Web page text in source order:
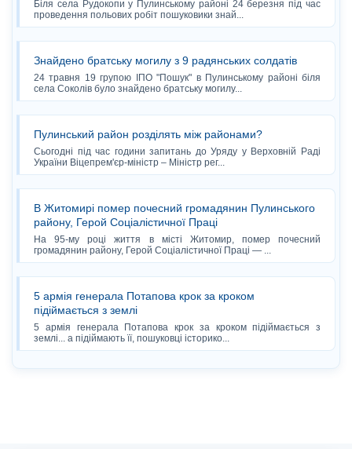
Біля села Рудокопи у Пулинському районі 24 березня під час
проведення польових робіт пошуковики знай...
Знайдено братську могилу з 9 радянських солдатів
24 травня 19 групою ІПО "Пошук" в Пулинському районі біля
села Соколів було знайдено братську могилу...
Пулинський район розділять між районами?
Сьогодні під час години запитань до Уряду у Верховній Раді
України Віцепрем'єр-міністр – Міністр рег...
В Житомирі помер почесний громадянин Пулинського
району, Герой Соціалістичної Праці
На 95-му році життя в місті Житомир, помер почесний
громадянин району, Герой Соціалістичної Праці — ...
5 армія генерала Потапова крок за кроком
підіймається з землі
5 армія генерала Потапова крок за кроком підіймається з
землі... а підіймають її, пошуковці історико...